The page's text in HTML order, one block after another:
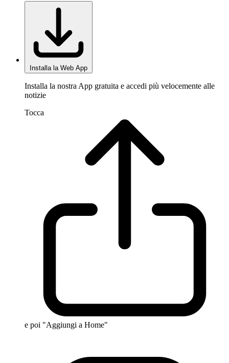
Installa la Web App
Installa la nostra App gratuita e accedi più velocemente alle
notizie
Tocca
e poi "Aggiungi a Home"